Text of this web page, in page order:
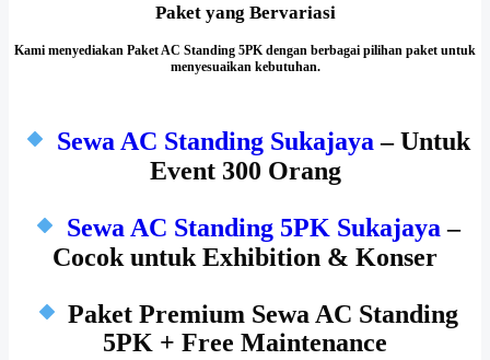
Paket yang Bervariasi
Kami menyediakan Paket AC Standing 5PK dengan berbagai pilihan paket untuk
menyesuaikan kebutuhan.
Sewa AC Standing Sukajaya – Untuk
Event 300 Orang
Sewa AC Standing 5PK Sukajaya –
Cocok untuk Exhibition & Konser
Paket Premium Sewa AC Standing
5PK + Free Maintenance